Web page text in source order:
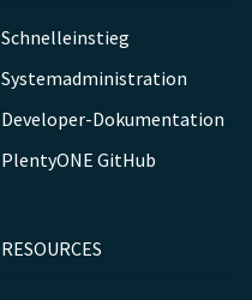
Schnelleinstieg
Systemadministration
Developer-Dokumentation
PlentyONE GitHub
RESOURCES